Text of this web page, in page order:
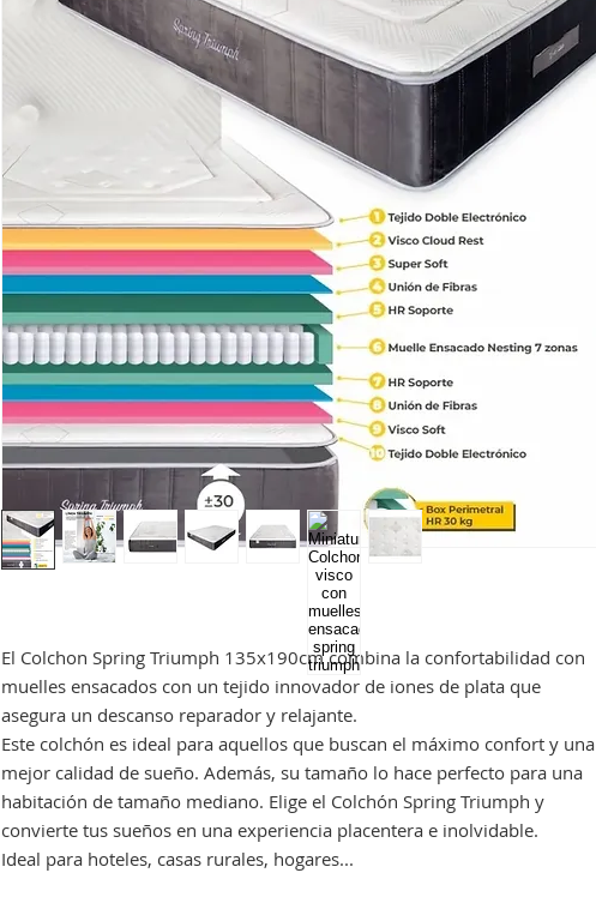
El Colchon Spring Triumph 135x190cm combina la confortabilidad con
muelles ensacados con un tejido innovador de iones de plata que
asegura un descanso reparador y relajante.
Este colchón es ideal para aquellos que buscan el máximo confort y una
mejor calidad de sueño. Además, su tamaño lo hace perfecto para una
habitación de tamaño mediano. Elige el Colchón Spring Triumph y
convierte tus sueños en una experiencia placentera e inolvidable.
Ideal para hoteles, casas rurales, hogares...